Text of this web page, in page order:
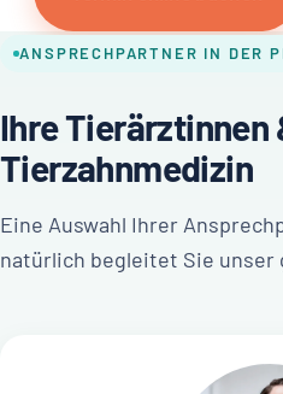
ANSPRECHPARTNER IN DER
Ihre
Tierzahnmedizin
Eine Auswahl Ihrer
natürlich begleitet Sie unser